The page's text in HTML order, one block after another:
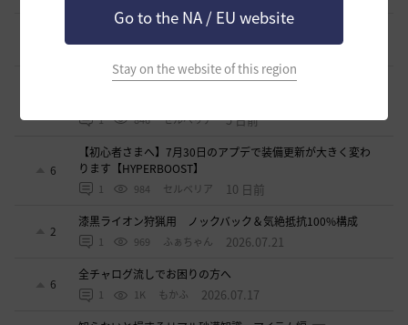
Go to the NA / EU website
Stay on the website of this region
【初心者さまへ】装備強化のやり方
4 日前
【初心者さまへ】装備更新の流れ（HYPERBOOST）
1 846 セルベリア 5 日前
6
【初心者さまへ】7月30日のアプデで装備更新が大きく変わ
ります【HYPERBOOST】
1 984 セルベリア 10 日前
2
漆黒ライオン狩猟用 ノックバック＆気絶抵抗100%構成
1 969 ふぁちゃん 2026.07.21
6
全チャログ流しでお困りの方へ
1 1K もかふ 2026.07.17